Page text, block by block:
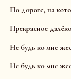
По дороге, на
Прекрасное
Не будь ко мне
Не будь ко мне